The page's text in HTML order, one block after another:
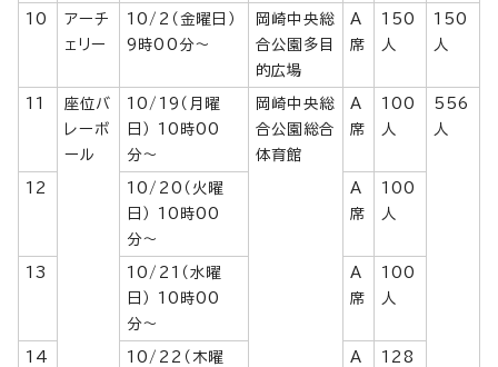
10
アーチ
ェリー
10/2（金曜日）
9時00分〜
岡崎中央総
合公園多目
的広場
A
席
150
人
150
人
11
座位バ
レーボ
ール
10/19（月曜
日） 10時00
分〜
岡崎中央総
合公園総合
体育館
A
席
100
人
556
人
12
10/20（火曜
日） 10時00
分〜
A
席
100
人
13
10/21（水曜
日） 10時00
分〜
A
席
100
人
14
10/22（木曜
A
128